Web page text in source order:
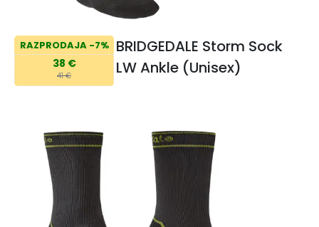
RAZPRODAJA -7%
38 €
41 €
BRIDGEDALE Storm Sock
LW Ankle (Unisex)